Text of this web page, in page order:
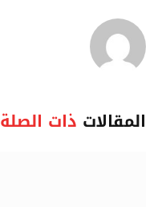
المقالات ذات الصلة